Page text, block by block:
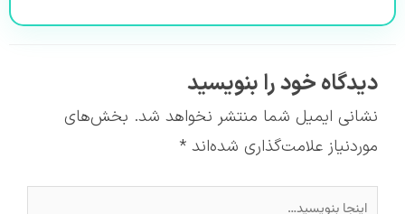
دیدگاه‌ خود را بنویسید
نشانی ایمیل شما منتشر نخواهد شد. بخش‌های
موردنیاز علامت‌گذاری شده‌اند *
اینجا